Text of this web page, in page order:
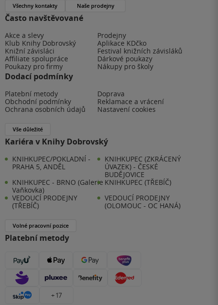
Často navštěvované
Akce a slevy
Prodejny
Klub Knihy Dobrovský
Aplikace KDčko
Knižní závisláci
Festival knižních závisláků
Affiliate spolupráce
Dárkové poukazy
Poukazy pro firmy
Nákupy pro školy
Dodací podmínky
Platební metody
Doprava
Obchodní podmínky
Reklamace a vrácení
Ochrana osobních údajů
Nastavení cookies
Vše důležité
Kariéra v Knihy Dobrovský
KNIHKUPEC/POKLADNÍ -
PRAHA 5, ANDĚL
KNIHKUPEC (ZKRÁCENÝ
ÚVAZEK) - ČESKÉ
BUDĚJOVICE
KNIHKUPEC - BRNO (Galerie
Vaňkovka)
KNIHKUPEC (TŘEBÍČ)
VEDOUCÍ PRODEJNY
(TŘEBÍČ)
VEDOUCÍ PRODEJNY
(OLOMOUC - OC HANÁ)
Volné pracovní pozice
Platební metody
+ 17
Všechny kontakty Naše prodejny